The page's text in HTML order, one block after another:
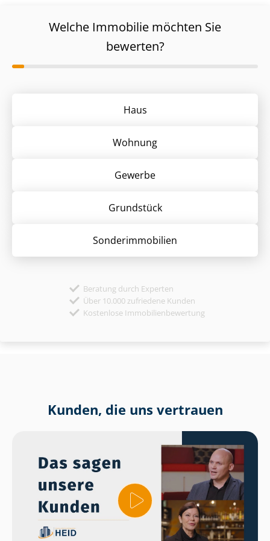
Welche Immobilie möchten Sie
bewerten?
Haus
Wohnung
Gewerbe
Grund­stück
Sonder­immobilien
Beratung durch Experten
Über 10.000 zufriedene Kunden
Kostenlose Immobilienbewertung
Kunden, die uns vertrauen